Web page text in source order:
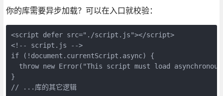
你的库需要异步加载？可以在入口就校验：
<script defer src="./script.js"></script>
<!-- script.js -->
if (!document.currentScript.async) {
throw new Error("This script must load
}
// ...库的其它逻辑